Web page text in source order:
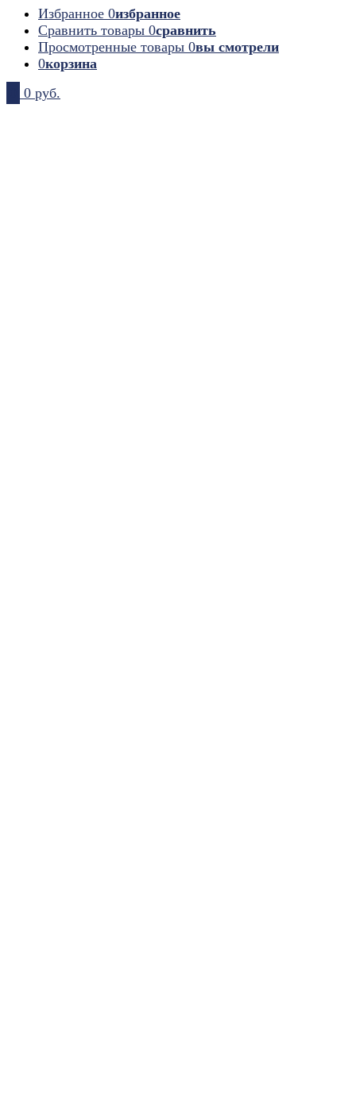
Избранное 0избранное
Сравнить товары 0сравнить
Просмотренные товары 0вы смотрели
0корзина
0 руб.